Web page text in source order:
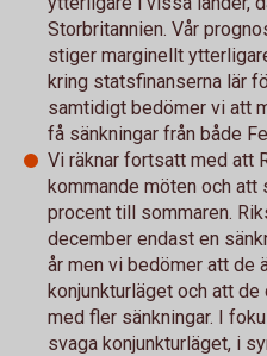
Storbritannien. Vår
stiger marginellt
kring statsfinanserna lär
samtidigt bedömer vi att
få sänkningar från både
Vi räknar fortsatt med att
kommande möten och att
procent till sommaren.
december endast en
år men vi bedömer att de
konjunkturläget och att
med fler sänkningar. I
svaga konjunkturläget, i